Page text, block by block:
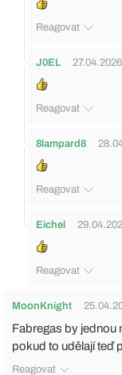
Reagovat
J0EL 27.04.2026
Reagovat
8lampard8
Reagovat
Eichel
Reagovat
MoonKnight
Fabregas by jednou
pokud to udělají teď
Reagovat